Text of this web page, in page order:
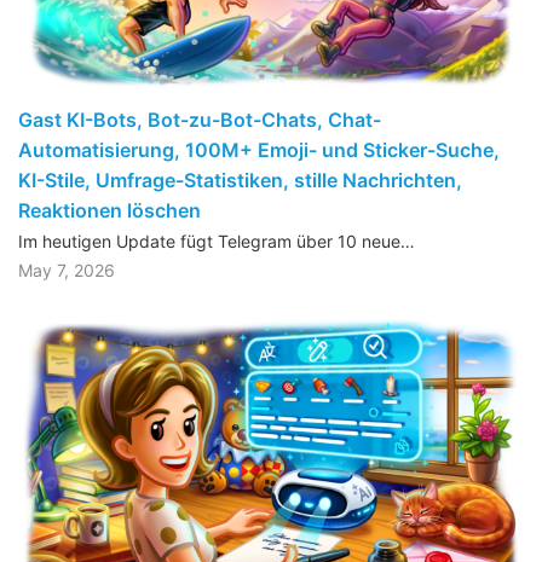
Gast KI-Bots, Bot-zu-Bot-Chats, Chat-
Automatisierung, 100M+ Emoji- und Sticker-Suche,
KI-Stile, Umfrage-Statistiken, stille Nachrichten,
Reaktionen löschen
Im heutigen Update fügt Telegram über 10 neue…
May 7, 2026